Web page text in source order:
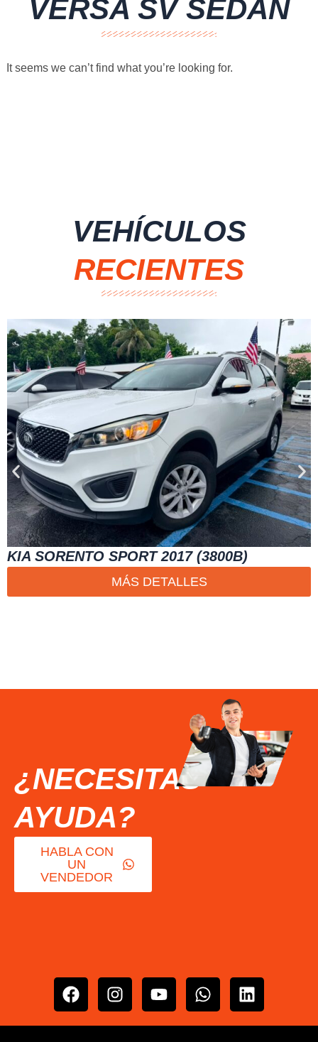
VERSA SV SEDAN
It seems we can’t find what you’re looking for.
VEHÍCULOS
RECIENTES
KIA SORENTO SPORT 2017 (3800B)
MÁS DETALLES
¿NECESITAS
AYUDA?
HABLA CON
UN
VENDEDOR
F
a
I
n
Y
o
W
h
L
i